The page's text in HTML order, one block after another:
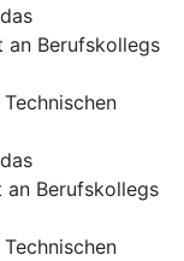
an Berufskollegs
Berufskollegs